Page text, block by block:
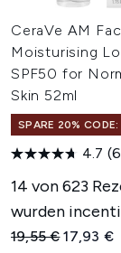
CeraVe AM
Moisturising
SPF50 for
Skin 52ml
SPARE 20% CODE:
4.7
14 von 623
wurden
Unverbindliche
19,55 € 17,93 €